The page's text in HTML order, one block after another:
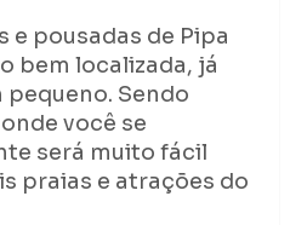
e pousadas de Pipa
bem localizada, já
Sendo
você se
será muito fácil
praias e atrações do